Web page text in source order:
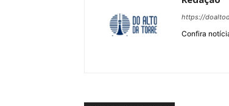
https://
Confira